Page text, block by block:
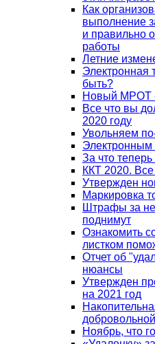
Как
выполнение
и правильно
работы
Летние
Электронная
быть?
Новый МРОТ
Все что вы
2020 году
Увольняем
За что
ККТ 2020.
Утвержден
Маркировка
Штрафы за
поднимут
Ознакомить
листком
Отчет об
нюансы
Утвержден
на 2021 год
добровольной
Ноябрь, что